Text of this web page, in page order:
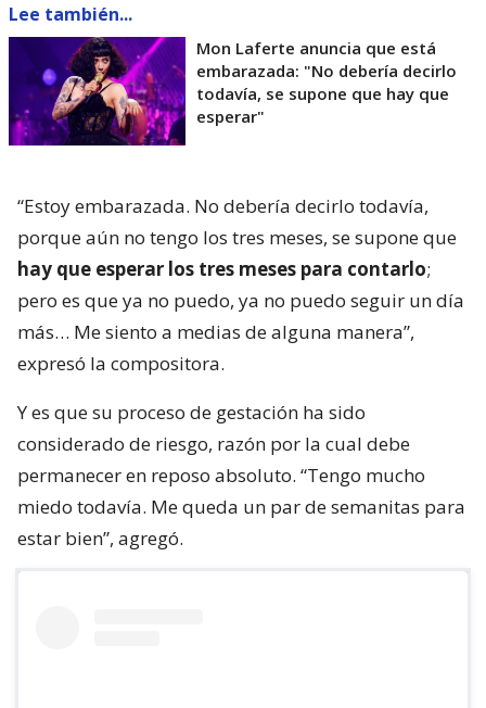
Lee también...
Mon Laferte anuncia que está
embarazada: "No debería decirlo
todavía, se supone que hay que
esperar"
“Estoy embarazada. No debería decirlo todavía,
porque aún no tengo los tres meses, se supone que
hay que esperar los tres meses para contarlo;
pero es que ya no puedo, ya no puedo seguir un día
más… Me siento a medias de alguna manera”,
expresó la compositora.
Y es que su proceso de gestación ha sido
considerado de riesgo, razón por la cual debe
permanecer en reposo absoluto. “Tengo mucho
miedo todavía. Me queda un par de semanitas para
estar bien”, agregó.